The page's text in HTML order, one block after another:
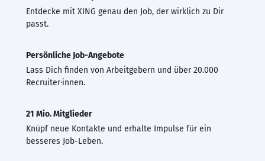
Entdecke mit XING genau den Job, der wirklich zu Dir
passt.
Persönliche Job-Angebote
Lass Dich finden von Arbeitgebern und über 20.000
Recruiter·innen.
21 Mio. Mitglieder
Knüpf neue Kontakte und erhalte Impulse für ein
besseres Job-Leben.